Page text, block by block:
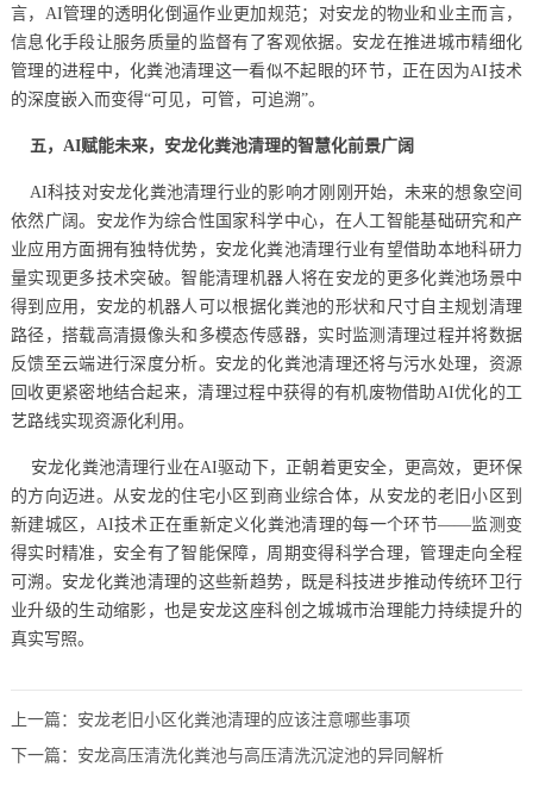
言，AI管理的透明化倒逼作业更加规范；对安龙的物业和业主而言，
信息化手段让服务质量的监督有了客观依据。安龙在推进城市精细化
管理的进程中，化粪池清理这一看似不起眼的环节，正在因为AI技术
的深度嵌入而变得“可见，可管，可追溯”。
五，AI赋能未来，安龙化粪池清理的智慧化前景广阔
AI科技对安龙化粪池清理行业的影响才刚刚开始，未来的想象空间
依然广阔。安龙作为综合性国家科学中心，在人工智能基础研究和产
业应用方面拥有独特优势，安龙化粪池清理行业有望借助本地科研力
量实现更多技术突破。智能清理机器人将在安龙的更多化粪池场景中
得到应用，安龙的机器人可以根据化粪池的形状和尺寸自主规划清理
路径，搭载高清摄像头和多模态传感器，实时监测清理过程并将数据
反馈至云端进行深度分析。安龙的化粪池清理还将与污水处理，资源
回收更紧密地结合起来，清理过程中获得的有机废物借助AI优化的工
艺路线实现资源化利用。
安龙化粪池清理行业在AI驱动下，正朝着更安全，更高效，更环保
的方向迈进。从安龙的住宅小区到商业综合体，从安龙的老旧小区到
新建城区，AI技术正在重新定义化粪池清理的每一个环节——监测变
得实时精准，安全有了智能保障，周期变得科学合理，管理走向全程
可溯。安龙化粪池清理的这些新趋势，既是科技进步推动传统环卫行
业升级的生动缩影，也是安龙这座科创之城城市治理能力持续提升的
真实写照。
上一篇： 安龙老旧小区化粪池清理的应该注意哪些事项
下一篇： 安龙高压清洗化粪池与高压清洗沉淀池的异同解析